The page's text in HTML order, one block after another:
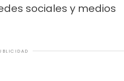
sociales y medios